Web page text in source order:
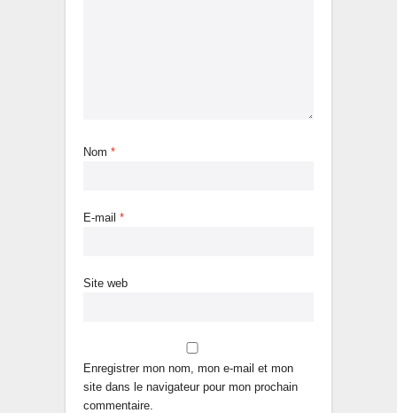
Nom *
E-mail *
Site web
Enregistrer mon nom, mon e-mail et mon
site dans le navigateur pour mon prochain
commentaire.